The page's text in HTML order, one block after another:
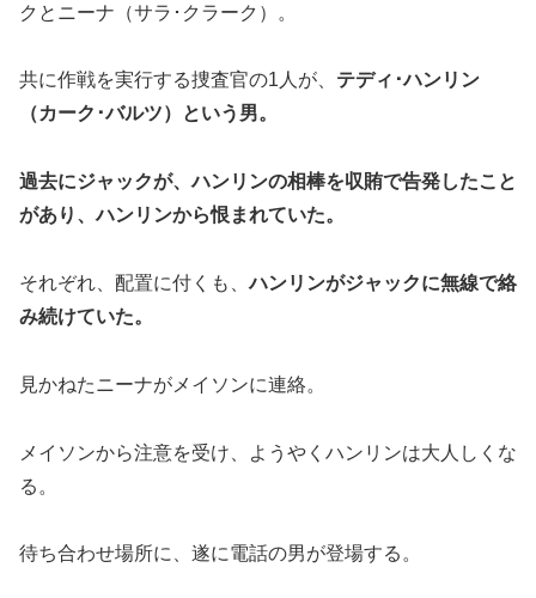
クとニーナ（サラ･クラーク）。
共に作戦を実行する捜査官の1人が、 テディ･ハンリン
（カーク･バルツ）という男。
過去にジャックが、ハンリンの相棒を収賄で告発したこと
があり、ハンリンから恨まれていた。
それぞれ、配置に付くも、ハンリンがジャックに無線で絡
み続けていた。
見かねたニーナがメイソンに連絡。
メイソンから注意を受け、ようやくハンリンは大人しくな
る。
待ち合わせ場所に、遂に電話の男が登場する。